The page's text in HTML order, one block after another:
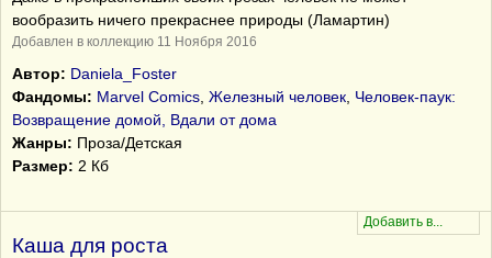
вообразить ничего прекраснее природы (Ламартин)
Добавлен в коллекцию 11 Ноября 2016
Автор: Daniela_Foster
Фандомы: Marvel Comics Железный человек Человек-паук:
Возвращение домой, Вдали от дома
Жанры: Проза/Детская
Размер: 2 Кб
Каша для роста